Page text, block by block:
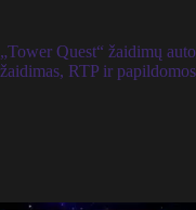
„Tower Quest“ žaidimų
žaidimas, RTP ir